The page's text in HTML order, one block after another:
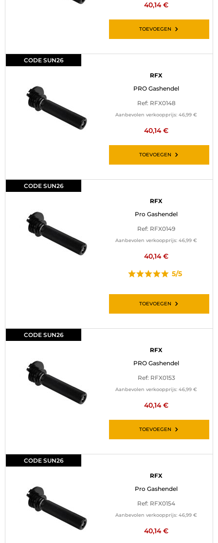
40,14 €
TOEVOEGEN
CODE SUN26
RFX
PRO Gashendel
Ref: RFX0148
Aanbevolen verkoopprijs: 46,99 €
40,14 €
TOEVOEGEN
CODE SUN26
RFX
Pro Gashendel
Ref: RFX0149
Aanbevolen verkoopprijs: 46,99 €
40,14 €
5/5
TOEVOEGEN
CODE SUN26
RFX
PRO Gashendel
Ref: RFX0153
Aanbevolen verkoopprijs: 46,99 €
40,14 €
TOEVOEGEN
CODE SUN26
RFX
Pro Gashendel
Ref: RFX0154
Aanbevolen verkoopprijs: 46,99 €
40,14 €